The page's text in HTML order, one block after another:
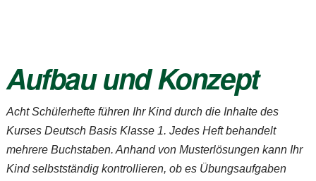
Aufbau und Konzept
Acht Schülerhefte führen Ihr Kind durch die Inhalte des
Kurses Deutsch Basis Klasse 1. Jedes Heft behandelt
mehrere Buchstaben. Anhand von Musterlösungen kann Ihr
Kind selbstständig kontrollieren, ob es Übungsaufgaben